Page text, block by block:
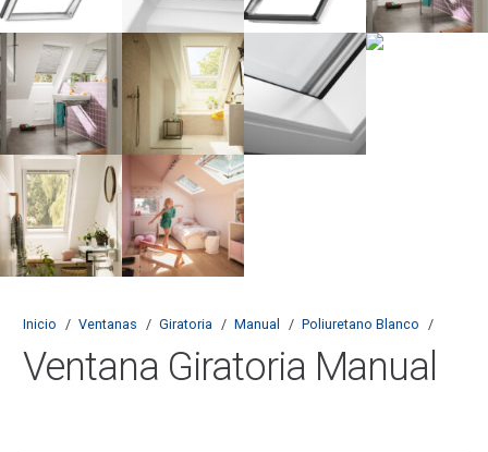
Inicio / Ventanas / Giratoria / Manual / Poliuretano Blanco /
Ventana Giratoria Manual